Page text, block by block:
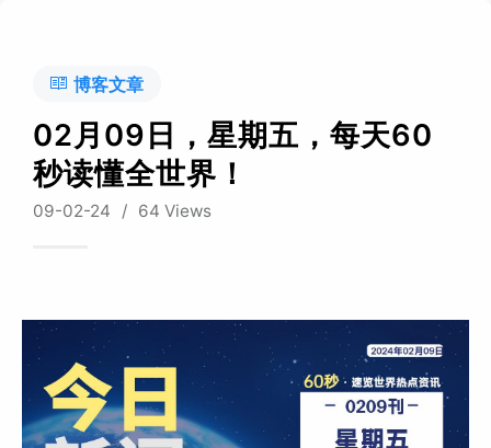
博客文章
02月09日，星期五，每天60
秒读懂全世界！
09-02-24 / 64 Views